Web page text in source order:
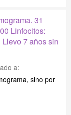
31
Linfocitos:
7 años sin
a:
sino por